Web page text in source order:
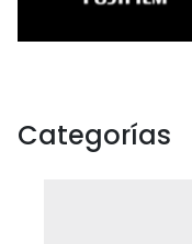
Categorías